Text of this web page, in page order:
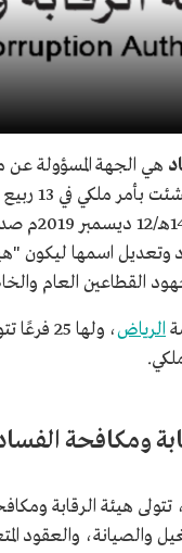
هي الجهة المسؤولة عن
وتعديل اسمها ليكون
القطاعين العام
الرياض، ولها 25 فرعًا تتوزع على
ومكافحة
تتولى هيئة الرقابة
والصيانة، والعقود